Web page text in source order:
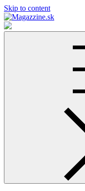
Skip to content
Magazzine.sk
Lifestyle magazín